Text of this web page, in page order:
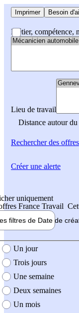
Imprimer Besoin
Métier, compétence,
Lieu de travail
Distance autour
Rechercherdes offres
uniquement
France Travail
filtres de Date de
création de l'offre
Un jour
Trois jours
Une semaine
Deux semaines
Un mois
Créer une alerte